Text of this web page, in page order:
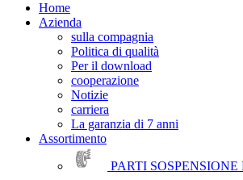
Home
Azienda
sulla compagnia
Politica di qualità
Per il download
cooperazione
Notizie
carriera
La garanzia di 7 anni
Assortimento
PARTI SOSPENSIONE